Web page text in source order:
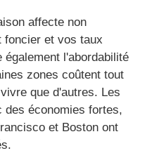
affecte non
foncier et vos taux
l'abordabilité
zones coûtent tout
que d'autres. Les
des économies fortes,
et Boston ont